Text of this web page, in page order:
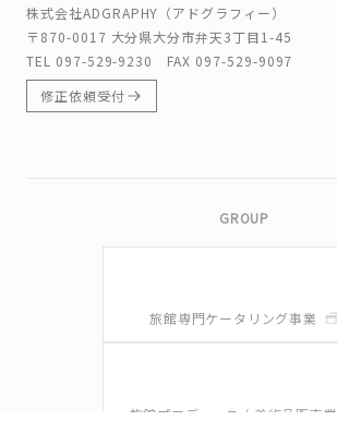
株式会社ADGRAPHY（アドグラフィー）
〒870-0017 大分県大分市弁天3丁目1-45
TEL 097-529-9230
FAX 097-529-9097
修正依頼受付
GROUP
旅館専門ケータリング事業
旅館プロデュース / 美術品販売業